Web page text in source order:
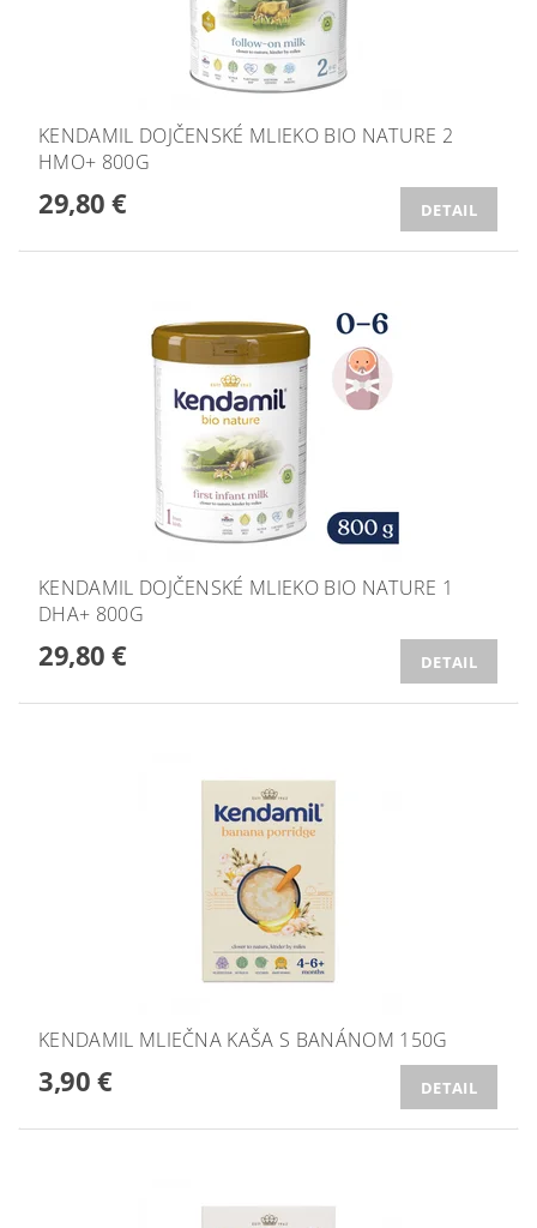
KENDAMIL DOJČENSKÉ MLIEKO BIO NATURE 2
HMO+ 800G
29,80 € DETAIL
KENDAMIL DOJČENSKÉ MLIEKO BIO NATURE 1
DHA+ 800G
29,80 € DETAIL
KENDAMIL MLIEČNA KAŠA S BANÁNOM 150G
3,90 € DETAIL